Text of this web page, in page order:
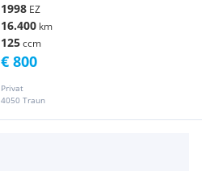
1998 EZ
16.400 km
125ccm
Privat
4050 Traun
€ 800